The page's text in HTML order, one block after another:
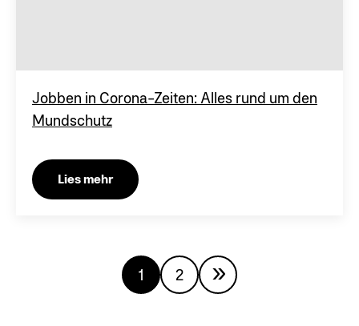
Jobben in Corona-Zeiten: Alles rund um den
Mundschutz
Lies mehr
1 2
Nächste
»